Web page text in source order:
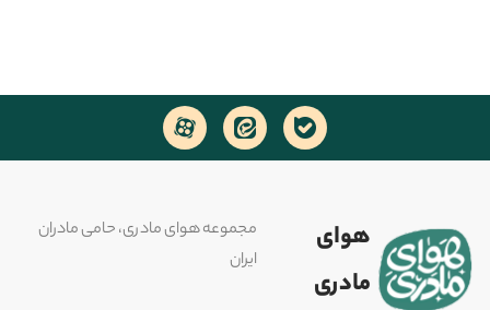
هوای
مادری
مجموعه هوای مادری، حامی مادران
ایران